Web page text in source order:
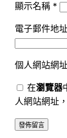
顯示名稱 *
電子郵件地址
個人網站網址
在瀏覽器
人網站網址